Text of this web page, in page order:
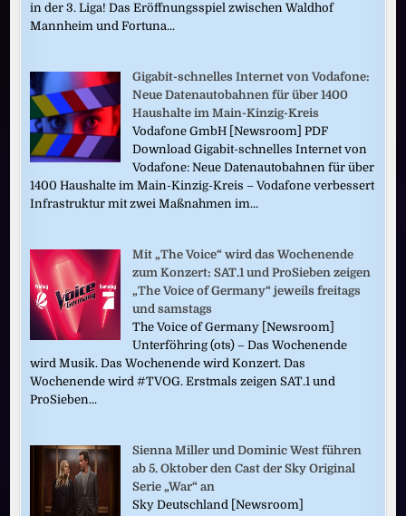
in der 3. Liga! Das Eröffnungsspiel zwischen Waldhof
Mannheim und Fortuna...
Gigabit-schnelles Internet von Vodafone:
Neue Datenautobahnen für über 1400
Haushalte im Main-Kinzig-Kreis
Vodafone GmbH [Newsroom] PDF
Download Gigabit-schnelles Internet von
Vodafone: Neue Datenautobahnen für über
1400 Haushalte im Main-Kinzig-Kreis – Vodafone verbessert
Infrastruktur mit zwei Maßnahmen im...
Mit „The Voice“ wird das Wochenende
zum Konzert: SAT.1 und ProSieben zeigen
„The Voice of Germany“ jeweils freitags
und samstags
The Voice of Germany [Newsroom]
Unterföhring (ots) – Das Wochenende
wird Musik. Das Wochenende wird Konzert. Das
Wochenende wird #TVOG. Erstmals zeigen SAT.1 und
ProSieben...
Sienna Miller und Dominic West führen
ab 5. Oktober den Cast der Sky Original
Serie „War“ an
Sky Deutschland [Newsroom]